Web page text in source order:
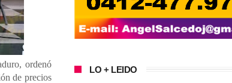
ordenó
de precios
LO + LEIDO